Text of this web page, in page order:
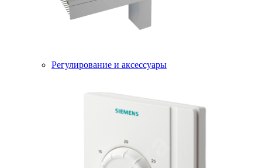
Регулирование и аксессуары